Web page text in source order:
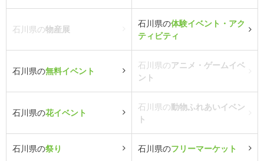
石川県の物産展
石川県の体験イベント・アク
ティビティ
石川県の無料イベント
石川県のアニメ・ゲームイベ
ント
石川県の花イベント
石川県の動物ふれあいイベン
ト
石川県の祭り 石川県のフリーマーケット